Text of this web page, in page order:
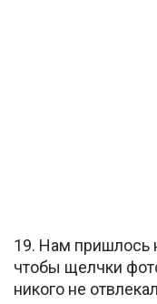
19. Нам пришлось
чтобы щелчки
никого не